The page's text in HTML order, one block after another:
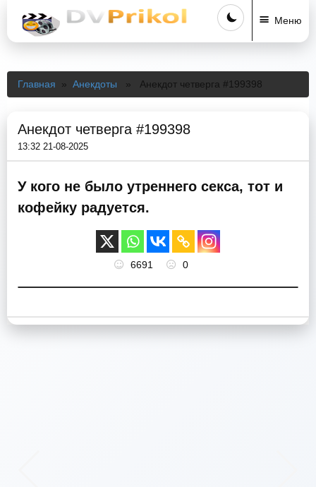
Меню
Главная » Анекдоты » Анекдот четверга #199398
Анекдот четверга #199398
13:32 21-08-2025
У кого не было утреннего секса, тот и
кофейку радуется.
6691 0